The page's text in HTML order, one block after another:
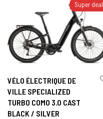
Super deal
VÉLO ÉLECTRIQUE DE
VILLE SPECIALIZED
TURBO COMO 3.0 CAST
BLACK / SILVER